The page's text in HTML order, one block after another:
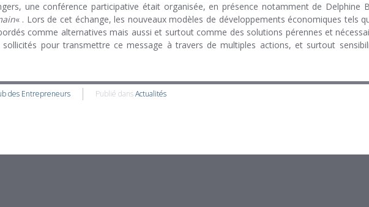
une conférence participative était organisée, en présence notamment de Delphine
« . Lors de cet échange, les nouveaux modèles de développements économiques tels
comme alternatives mais aussi et surtout comme des solutions pérennes et
pour transmettre ce message à travers de multiples actions, et surtout
des Entrepreneurs Publié dansActualités